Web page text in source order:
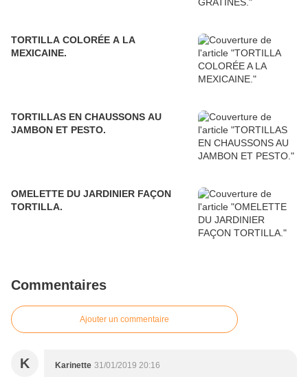
TORTILLA COLORÉE A LA
MEXICAINE.
TORTILLAS EN CHAUSSONS AU
JAMBON ET PESTO.
OMELETTE DU JARDINIER FAÇON
TORTILLA.
Commentaires
Ajouter un commentaire
K Karinette 31/01/2019 20:16